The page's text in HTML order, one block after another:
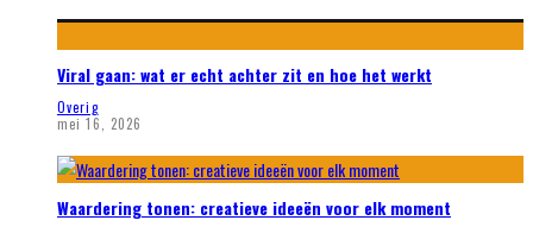
Viral gaan: wat er echt achter zit en hoe het werkt
Overig
mei 16, 2026
Waardering tonen: creatieve ideeën voor elk moment